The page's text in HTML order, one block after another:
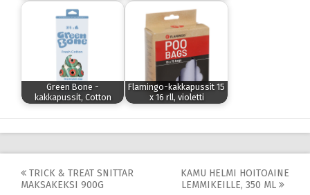
Green Bone -
kakkapussit, Cotton
Flamingo-kakkapussit 15
x 16 rll, violetti
Post
TRICK & TREAT SNITTAR
MAKSAKEKSI 900G
KAMU HELMI HOITOAINE
LEMMIKEILLE, 350 ML